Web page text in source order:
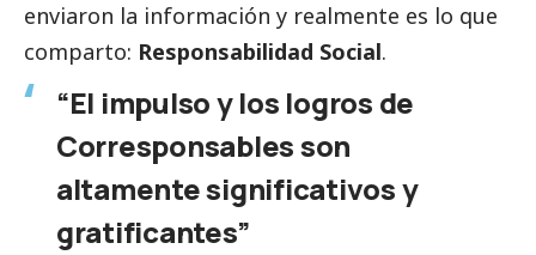
enviaron la información y realmente es lo que
comparto: Responsabilidad Social.
“El impulso y los logros de
Corresponsablesson
altamente significativos y
gratificantes”